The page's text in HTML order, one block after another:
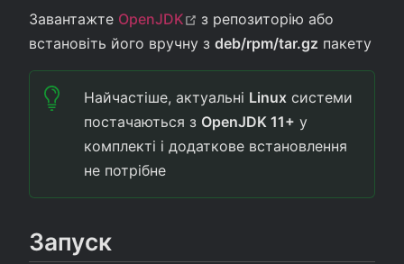
Завантажте OpenJDK (opens new window)
з репозиторію або
встановіть його вручну з deb/rpm/tar.gz пакету
Найчастіше, актуальні Linux системи
постачаються з OpenJDK 11+ у
комплекті і додаткове встановлення
не потрібне
Запуск